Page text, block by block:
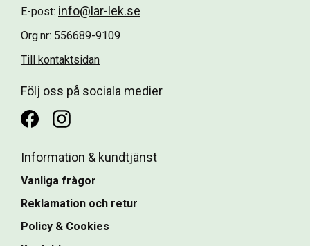
E-post: info@lar-lek.se
Org.nr: 556689-9109
Till kontaktsidan
Följ oss på sociala medier
Information & kundtjänst
Vanliga frågor
Reklamation och retur
Policy & Cookies